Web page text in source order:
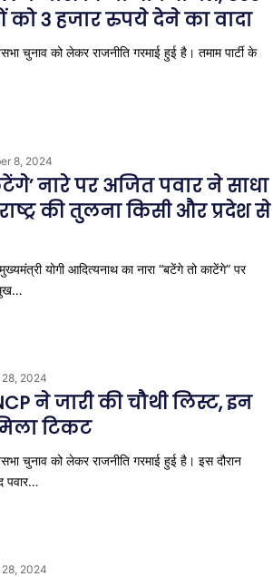
3 हजार रुपये देने का वादा
चुनाव को लेकर राजनीति गरमाई हुई है। तमाम पार्टी के
8, 2024
नारे पर अजित पवार ने साधा
की तुलना किसी और प्रदेश से
योगी आदित्यनाथ का नारा “बटेंगे तो काटेंगे” पर
2024
ने जारी की चौथी लिस्ट, इन
टिकट
चुनाव को लेकर राजनीति गरमाई हुई है। इस दौरान
पवार…
2024